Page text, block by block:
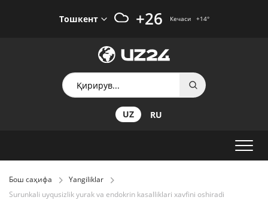
Тошкент +26 Кечаси +14°
UZ RU
Бош саҳифа
Yangiliklar
Surunkali uyqusizlik yurak va endokrin kasalliklari xavfini oshiradi